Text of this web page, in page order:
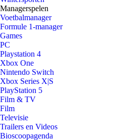
Managerspelen
Voetbalmanager
Formule 1-manager
Games
PC
Playstation 4
Xbox One
Nintendo Switch
Xbox Series X|S
PlayStation 5
Film & TV
Film
Televisie
Trailers en Videos
Bioscoopagenda